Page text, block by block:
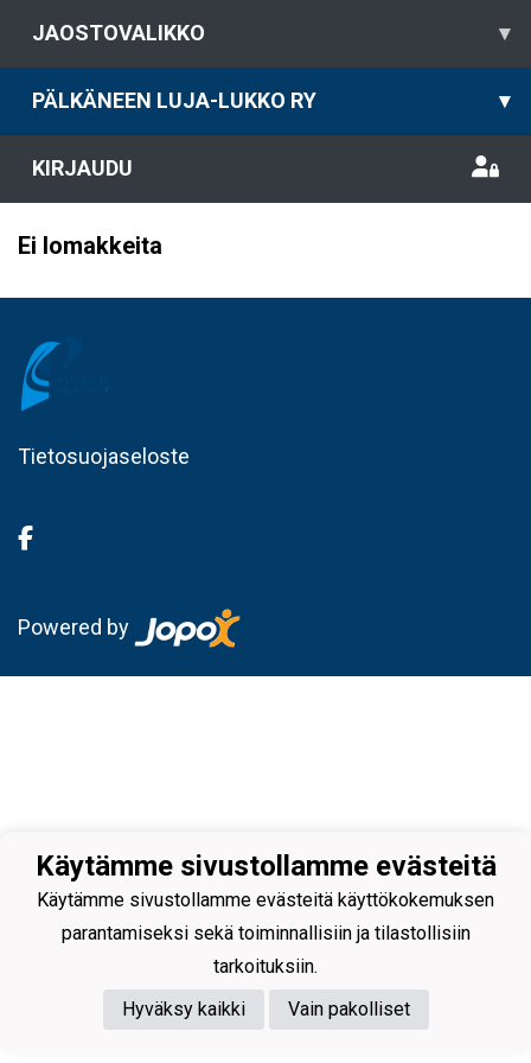
JAOSTOVALIKKO ▾
PÄLKÄNEEN LUJA-LUKKO RY ▾
KIRJAUDU
Ei lomakkeita
Tietosuojaseloste
Powered by
Käytämme sivustollamme evästeitä
Käytämme sivustollamme evästeitä käyttökokemuksen
parantamiseksi sekä toiminnallisiin ja tilastollisiin
tarkoituksiin.
Hyväksy kaikki
Vain pakolliset